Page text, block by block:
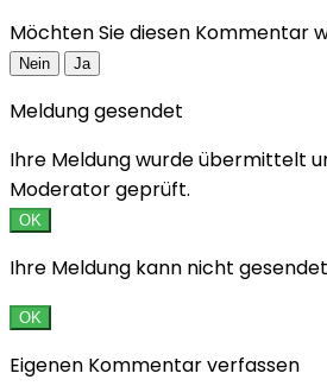
Möchten Sie diesen Kommentar
Nein Ja
Meldung gesendet
Ihre Meldung wurde übermittelt
Moderator geprüft.
OK
Ihre Meldung kann nicht
OK
Eigenen Kommentar verfassen